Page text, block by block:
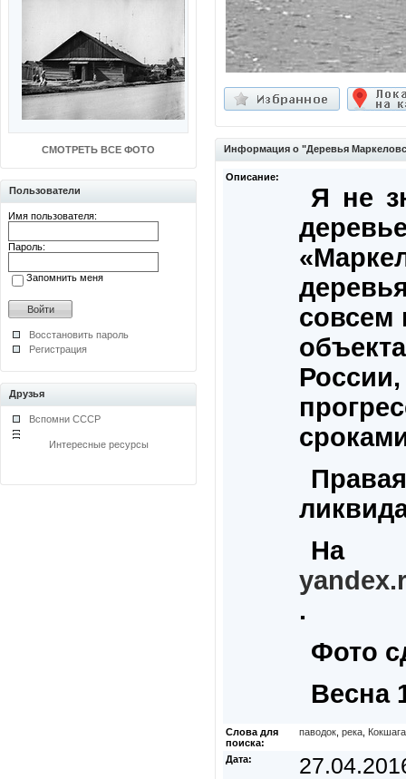
СМОТРЕТЬ ВСЕ ФОТО
Пользователи
Имя пользователя:
Пароль:
Запомнить меня
Восстановить пароль
Регистрация
Друзья
Вспомни СССР
Интересные ресурсы
Информация о "Деревья
Описание:
Я не
совсем
На
.
Фото
Весна
Слова для
поиска:
паводок река Кокшага
Дата: